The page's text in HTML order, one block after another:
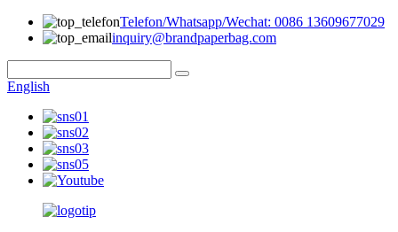
Telefon/Whatsapp/Wechat: 0086 13609677029
inquiry@brandpaperbag.com
English